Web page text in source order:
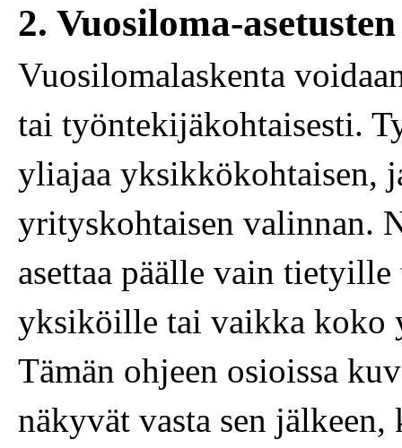
2. Vuosiloma-
Vuosilomalaskenta
tai työntekijäkohtaisesti.
yliajaa yksikkökohtaisen,
yrityskohtaisen valinnan.
asettaa päälle vain
yksiköille tai vaikka
Tämän ohjeen osioissa
näkyvät vasta sen